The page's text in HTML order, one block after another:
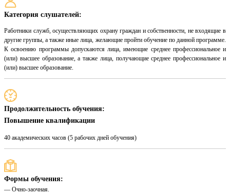
Категория слушателей:
Работники служб, осуществляющих охрану граждан и собственности, не входящие в
другие группы, а также иные лица, желающие пройти обучение по данной программе.
К освоению программы допускаются лица, имеющие среднее профессиональное и
(или) высшее образование, а также лица, получающие среднее профессиональное и
(или) высшее образование.
Продолжительность обучения:
Повышение квалификации
40 академических часов (5 рабочих дней обучения)
Формы обучения:
— Очно-заочная.